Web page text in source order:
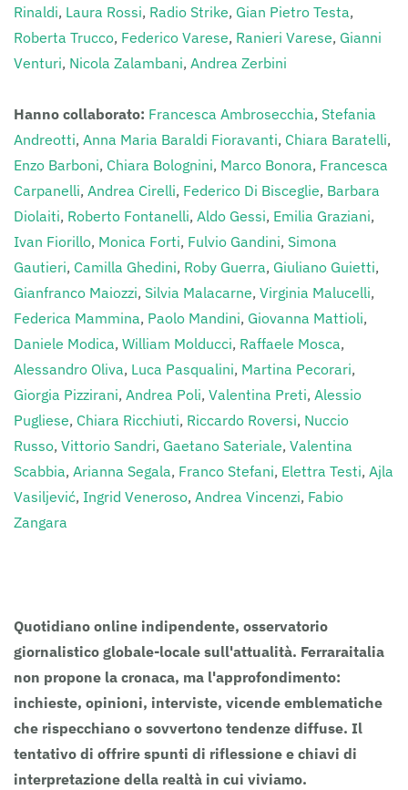
Rinaldi, Laura Rossi, Radio Strike, Gian Pietro Testa,
Roberta Trucco, Federico Varese, Ranieri Varese, Gianni
Venturi, Nicola Zalambani, Andrea Zerbini
Hanno collaborato: Francesca Ambrosecchia, Stefania
Andreotti, Anna Maria Baraldi Fioravanti, Chiara Baratelli,
Enzo Barboni, Chiara Bolognini, Marco Bonora, Francesca
Carpanelli, Andrea Cirelli, Federico Di Bisceglie, Barbara
Diolaiti, Roberto Fontanelli, Aldo Gessi, Emilia Graziani,
Ivan Fiorillo, Monica Forti, Fulvio Gandini, Simona
Gautieri, Camilla Ghedini, Roby Guerra, Giuliano Guietti,
Gianfranco Maiozzi, Silvia Malacarne, Virginia Malucelli,
Federica Mammina, Paolo Mandini, Giovanna Mattioli,
Daniele Modica, William Molducci, Raffaele Mosca,
Alessandro Oliva, Luca Pasqualini, Martina Pecorari,
Giorgia Pizzirani, Andrea Poli, Valentina Preti, Alessio
Pugliese, Chiara Ricchiuti, Riccardo Roversi, Nuccio
Russo, Vittorio Sandri, Gaetano Sateriale, Valentina
Scabbia, Arianna Segala, Franco Stefani, Elettra Testi, Ajla
Vasiljević, Ingrid Veneroso, Andrea Vincenzi, Fabio
Zangara
Quotidiano online indipendente, osservatorio
giornalistico globale-locale sull'attualità. Ferraraitalia
non propone la cronaca, ma l'approfondimento:
inchieste, opinioni, interviste, vicende emblematiche
che rispecchiano o sovvertono tendenze diffuse. Il
tentativo di offrire spunti di riflessione e chiavi di
interpretazione della realtà in cui viviamo.